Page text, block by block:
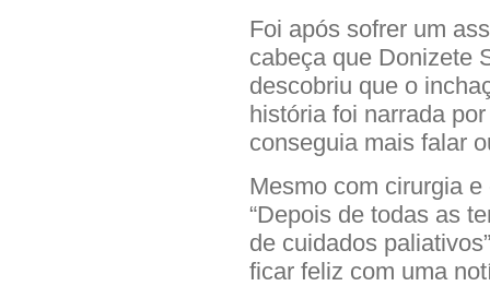
Foi após sofrer um
cabeça que Donizete
descobriu que o
história foi narrada
conseguia mais falar
Mesmo com cirurgia
“Depois de todas as
de cuidados
ficar feliz com uma